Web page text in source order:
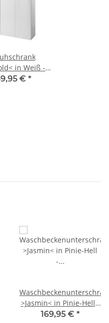
in Weiß -
(BxHxT)
€ *
>Jasmin< in Pinie-Hell -
83x66x43cm (BxHxT)
169,95 € *